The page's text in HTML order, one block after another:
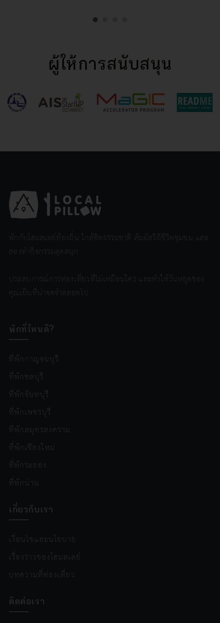
ผู้ให้การสนับสนุน
พักที่ไหนดี?
ที่พักกาญจนบุรี
ที่พักชลบุรี
ที่พักจันทบุรี
ที่พักเพชรบุรี
ที่พักสมุทรสงคราม
ที่พักเชียงใหม่
ที่พักระยอง
ที่พักน่าน
เกี่ยวกับเรา
เงื่อนไขและนโยบาย
เรื่องราวของโฮมสเตย์
บทความที่ท่องเที่ยว
ติดต่อเรา